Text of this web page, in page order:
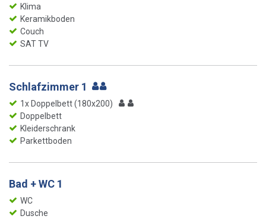
Klima
Keramikboden
Couch
SAT TV
Schlafzimmer 1
1x Doppelbett (180x200)
Doppelbett
Kleiderschrank
Parkettboden
Bad + WC 1
WC
Dusche